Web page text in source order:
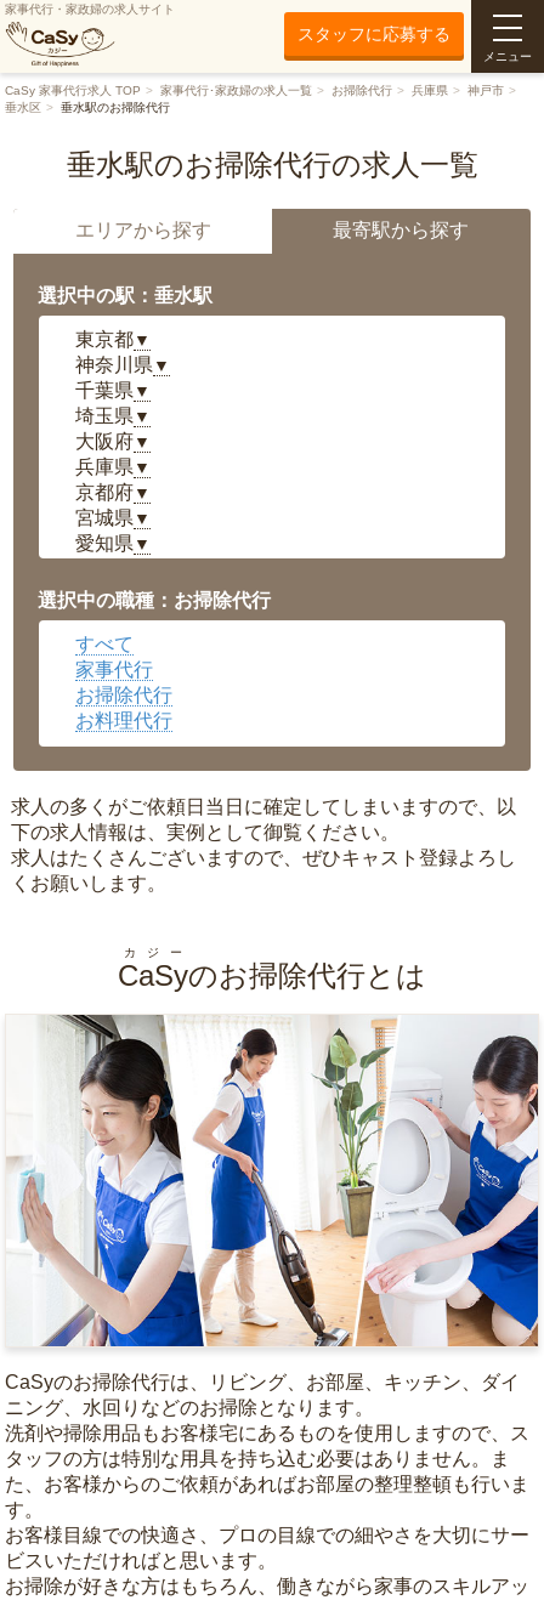
家事代行・家政婦の求人サイト
スタッフに応募する
メニュー
CaSy 家事代行求人 TOP 家事代行･家政婦の求人一覧 お掃除代行 兵庫県
神戸市
垂水区
垂水駅のお掃除代行
垂水駅のお掃除代行の求人一覧
エリアから探す 最寄駅から探す
選択中の駅：垂水駅
東京都▼
神奈川県 ▼
千葉県 ▼
埼玉県 ▼
大阪府▼
兵庫県 ▼
京都府▼
宮城県 ▼
愛知県 ▼
岡山県▼
広島県▼
沖縄県
選択中の職種：お掃除代行
すべて
家事代行
お掃除代行
お料理代行
求人の多くがご依頼日当日に確定してしまいますので、以
下の求人情報は、実例として御覧ください。
求人はたくさんございますので、ぜひキャスト登録よろし
くお願いします。
CaSy
カジー
のお掃除代行とは
CaSyのお掃除代行は、リビング、お部屋、キッチン、ダイ
ニング、水回りなどのお掃除となります。
洗剤や掃除用品もお客様宅にあるものを使用しますので、ス
タッフの方は特別な用具を持ち込む必要はありません。ま
た、お客様からのご依頼があればお部屋の整理整頓も行いま
す。
お客様目線での快適さ、プロの目線での細やさを大切にサー
ビスいただければと思います。
お掃除が好きな方はもちろん、働きながら家事のスキルアッ